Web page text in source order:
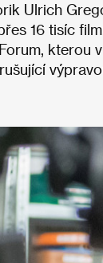
Ulrich
16 tisíc